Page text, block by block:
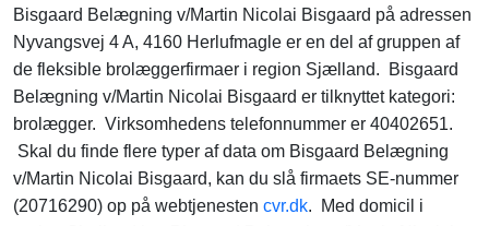
Bisgaard Belægning v/Martin Nicolai Bisgaard på adressen
Nyvangsvej 4 A, 4160 Herlufmagle er en del af gruppen af
de fleksible brolæggerfirmaer i region Sjælland. Bisgaard
Belægning v/Martin Nicolai Bisgaard er tilknyttet kategori:
brolægger. Virksomhedens telefonnummer er 40402651.
Skal du finde flere typer af data om Bisgaard Belægning
v/Martin Nicolai Bisgaard, kan du slå firmaets SE-nummer
(20716290) op på webtjenesten cvr.dk. Med domicil i